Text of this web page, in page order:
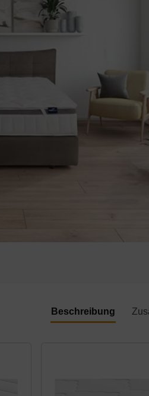
Beschreibung